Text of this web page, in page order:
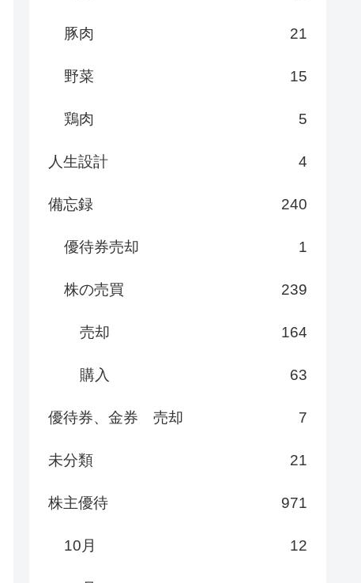
豚肉 21
野菜 15
鶏肉 5
人生設計 4
備忘録 240
優待券売却 1
株の売買 239
売却 164
購入 63
優待券、金券 売却 7
未分類 21
株主優待 971
10月 12